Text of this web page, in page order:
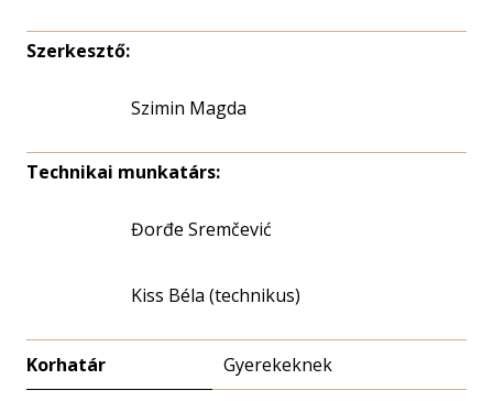
Szerkesztő:
Szimin Magda
Technikai munkatárs:
Đorđe Sremčević
Kiss Béla (technikus)
Korhatár Gyerekeknek